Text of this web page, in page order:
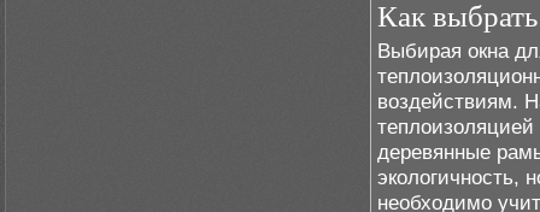
Как
Выбирая окна
воздействиям.
деревянные
экологичность,
необходимо